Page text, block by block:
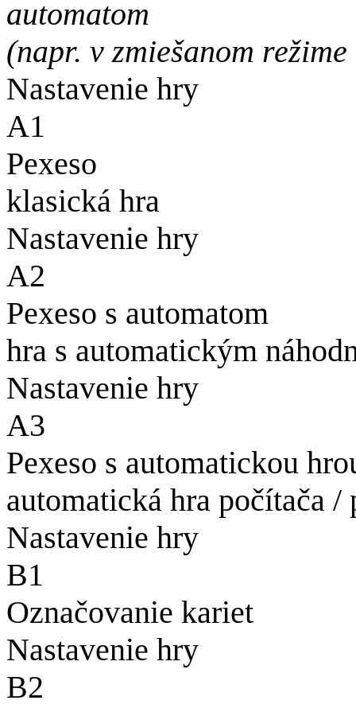
automatom
(napr. v zmiešanom režime
Nastavenie hry
A1
Pexeso
klasická hra
Nastavenie hry
A2
Pexeso s automatom
hra s automatickým
Nastavenie hry
A3
Pexeso s automatickou
automatická hra počítača /
Nastavenie hry
B1
Označovanie kariet
Nastavenie hry
B2